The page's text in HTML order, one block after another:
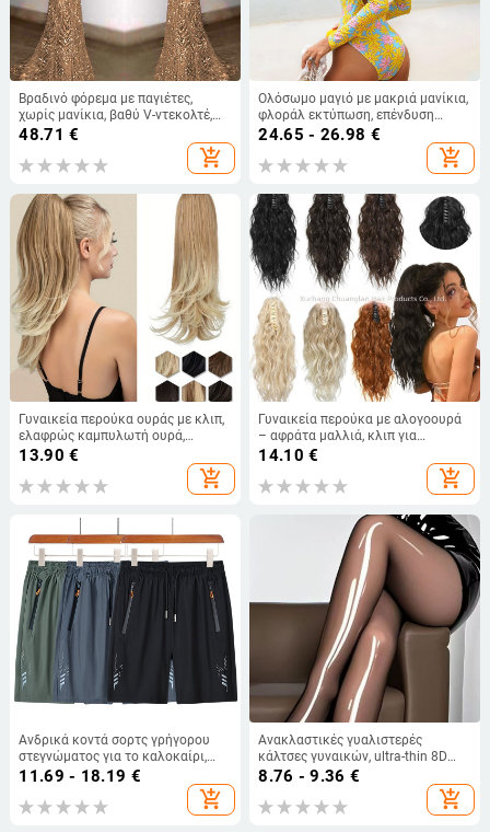
Βραδινό φόρεμα με παγιέτες,
χωρίς μανίκια, βαθύ V-ντεκολτέ,
γραμμή γοργόνας, ύφασμα
48.71 €
add_shopping_cart
Ολόσωμο μαγιό με μακριά μανίκια,
φλοράλ εκτύπωση, επένδυση
στήθους χωρίς μεταλλική
υποστήριξη, πολυεστέρας, 200 g
24.65 - 26.98 €
add_shopping_cart
Γυναικεία περούκα ουράς με κλιπ,
ελαφρώς καμπυλωτή ουρά,
θερμοανθεκτικό σύρμα
13.90 €
add_shopping_cart
Γυναικεία περούκα με αλογοουρά
– αφράτα μαλλιά, κλιπ για
στερέωση, θερμοανθεκτική,
ευρωπαϊκό/αμερικάνικο στυλ
14.10 €
add_shopping_cart
Ανδρικά κοντά σορτς γρήγορου
στεγνώματος για το καλοκαίρι,
ελαφριά υφή ice-silk, χαλαρή
εφαρμογή, μείγμα συνθετικών
ινών· κατάλληλα για τρέξιμο,
11.69 - 18.19 €
add_shopping_cart
Ανακλαστικές γυαλιστερές
κάλτσες γυναικών, ultra-thin 8D
μαύρες
8.76 - 9.36 €
add_shopping_cart